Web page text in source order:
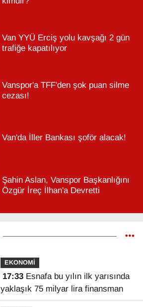
Van YYÜ Erciş yolu kavşağı 2 gün
trafiğe kapatılıyor
Vanspor'a TFF'den şok puan silme
cezası!
Van'da İller Bankası şoför alacak!
Şahin Aslan, Vanspor Başkanlığını
Özgür İreç İlhan'a Devretti
EKONOMİ
17:33Esnafa bu yılın ilk yarısında
yaklaşık 75 milyar lira finansman